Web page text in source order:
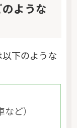
ような
下のような
ど）